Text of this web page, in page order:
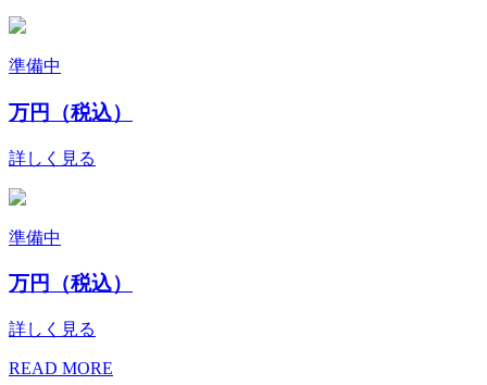
準備中
万円（税込）
詳しく見る
準備中
万円（税込）
詳しく見る
READ MORE